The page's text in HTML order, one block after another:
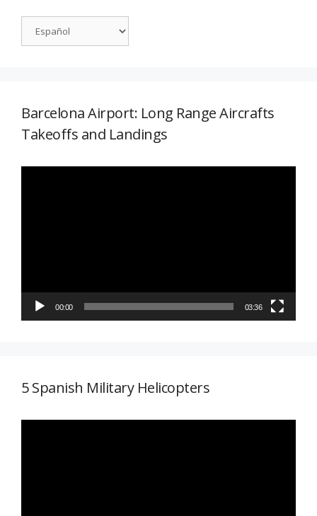
Barcelona Airport: Long Range Aircrafts
Takeoffs and Landings
00:00 03:36
5 Spanish Military Helicopters